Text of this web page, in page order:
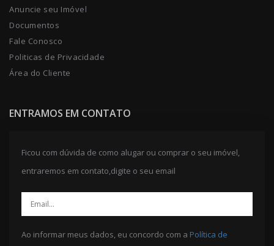
Anuncie seu Imóvel
Documentos
Fale Conosco
Politicas de Privacidade
Área do Cliente
ENTRAMOS EM CONTATO
Ficou com dúvida de como alugar ou comprar o seu imóvel,
entraremos em contato,digite o seu email
Ao informar meus dados, eu concordo com a Política de